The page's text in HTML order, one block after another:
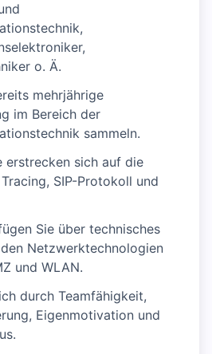
o. Ä.
mehrjährige
im Bereich der
sammeln.
erstrecken sich auf die
SIP-Protokoll und
Sie über technisches
Netzwerktechnologien
und WLAN.
durch Teamfähigkeit,
Eigenmotivation und